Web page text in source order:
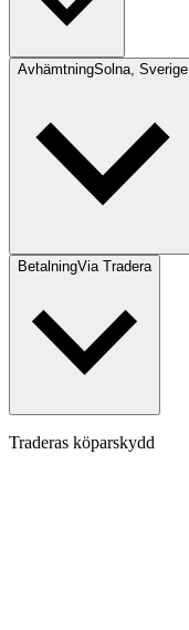
AvhämtningSolna, Sverige
BetalningVia Tradera
Traderas köparskydd